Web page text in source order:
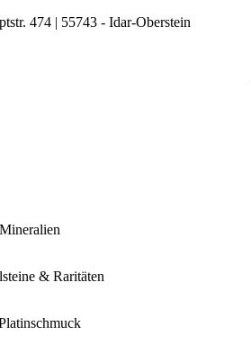
474 | 55743 - Idar-Oberstein
& Raritäten